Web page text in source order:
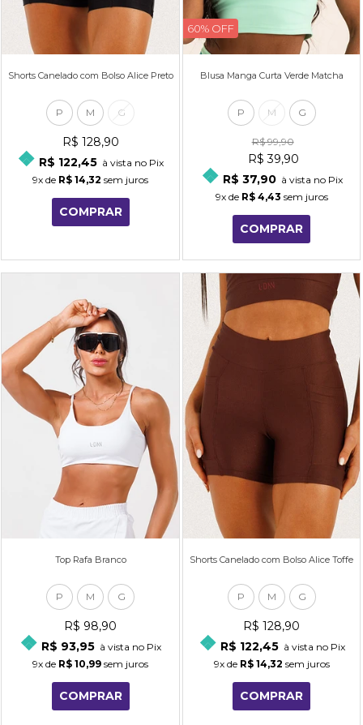
Shorts Canelado com Bolso Alice Preto
P M G
R$ 128,90
R$ 122,45 à vista no Pix
9x de R$ 14,32 sem juros
COMPRAR
60% OFF
Blusa Manga Curta Verde Matcha
P M G
R$ 99,90
R$ 39,90
R$ 37,90 à vista no Pix
9xde R$ 4,43 sem juros
COMPRAR
Top Rafa Branco
P M G
R$ 98,90
R$ 93,95 à vista no Pix
9x de R$ 10,99 sem juros
COMPRAR
Shorts Canelado com Bolso Alice Toffe
P M G
R$ 128,90
R$ 122,45 à vista no Pix
9xde R$ 14,32 sem juros
COMPRAR